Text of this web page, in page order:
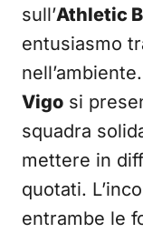
sull’Athletic
entusiasmo
Vigo si
squadra
mettere in
quotati.
entrambe le